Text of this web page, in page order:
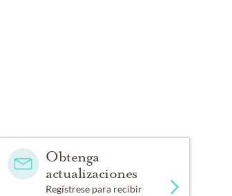
Obtenga
actualizaciones
Regístrese para recibir